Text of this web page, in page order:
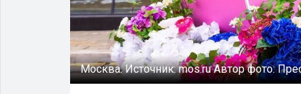
Москва.Источник:mos.ruАвтор фото: